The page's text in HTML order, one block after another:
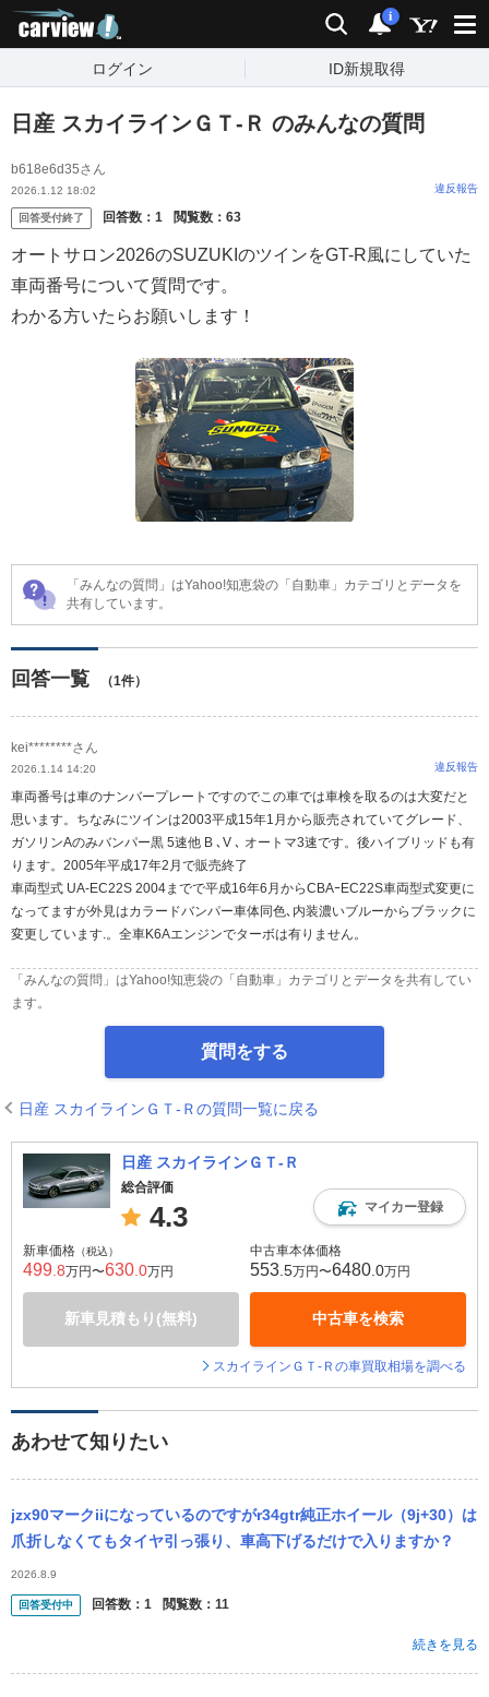
検索 通知
i
ログイン ID新規取得
日産 スカイラインＧＴ‐Ｒ のみんなの質問
b618e6d35さん
2026.1.12 18:02 違反報告
回答受付終了 回答数： 1 閲覧数： 63
オートサロン2026のSUZUKIのツインをGT-R風にしていた
車両番号について質問です。
わかる方いたらお願いします！
「みんなの質問」はYahoo!知恵袋の「自動車」カテゴリとデータを
共有しています。
回答一覧 （1件）
kei********さん
2026.1.14 14:20 違反報告
車両番号は車のナンバープレートですのでこの車では車検を取るのは大変だと
思います。ちなみにツインは2003平成15年1月から販売されていてグレード、
ガソリンAのみバンパー黒 5速他 B ､V ､ オートマ3速です。後ハイブリッドも有
ります。2005年平成17年2月で販売終了
車両型式 UA-EC22S 2004までで平成16年6月からCBAｰEC22S車両型式変更に
なってますが外見はカラードバンパー車体同色､内装濃いブルーからブラックに
変更しています.。全車K6Aエンジンでターボは有りません。
「みんなの質問」はYahoo!知恵袋の「自動車」カテゴリとデータを共有してい
ます。
質問をする
日産 スカイラインＧＴ‐Ｒの質問一覧に戻る
日産 スカイラインＧＴ‐Ｒ
総合評価
4.3 マイカー登録
新車価格 （税込）
499 .8万円〜630 .0万円
新車見積もり(無料)
中古車本体価格
553 .5万円〜6480 .0万円
中古車を検索
スカイラインＧＴ‐Ｒの車買取相場を調べる
あわせて知りたい
jzx90マークiiになっているのですがr34gtr純正ホイール（9j+30）は
爪折しなくてもタイヤ引っ張り、車高下げるだけで入りますか？
2026.8.9
回答受付中 回答数： 1 閲覧数： 11
続きを見る